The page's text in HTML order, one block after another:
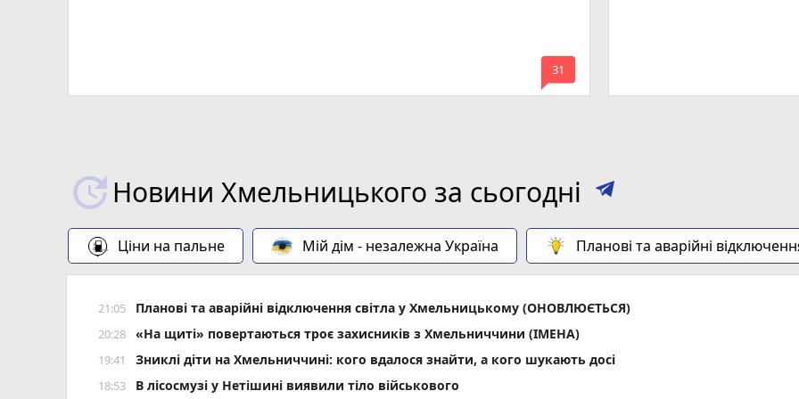
mode_comment
31
Новини Хмельницького за сьогодні
Ціни на пальне Мій дім - незалежна Україна Планові та аварійні
21:05 Планові та аварійні відключення світла у Хмельницькому (ОНОВЛЮЄТЬСЯ)
20:28 «На щиті» повертаються троє захисників з Хмельниччини (ІМЕНА)
19:41 Зниклі діти на Хмельниччині: кого вдалося знайти, а кого шукають досі
18:53 В лісосмузі у Нетішині виявили тіло військового